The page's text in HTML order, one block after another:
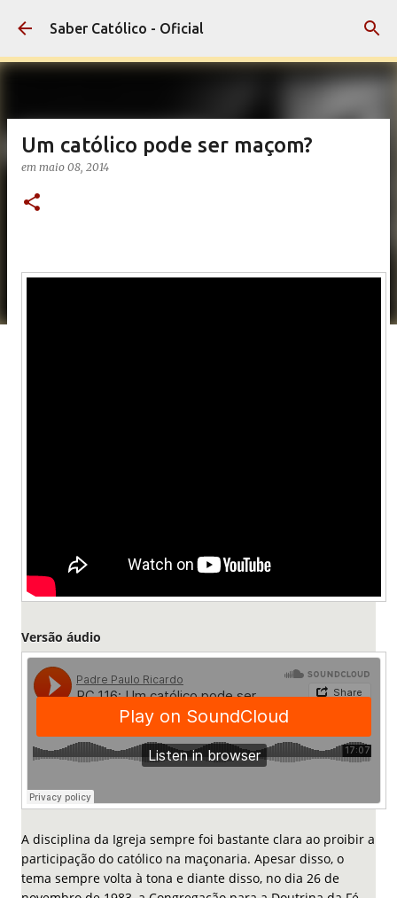
Pular para o conteúdo principal
Saber Católico - Oficial
Um católico pode ser maçom?
em maio 08, 2014
Versão áudio
A disciplina da Igreja sempre foi bastante clara ao proibir a
participação do católico na maçonaria. Apesar disso, o
tema sempre volta à tona e diante disso, no dia 26 de